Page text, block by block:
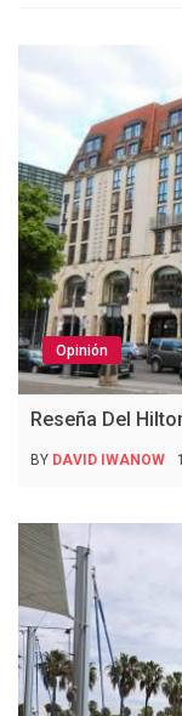
Opinión
Reseña Del
BY DAVID IWANOW